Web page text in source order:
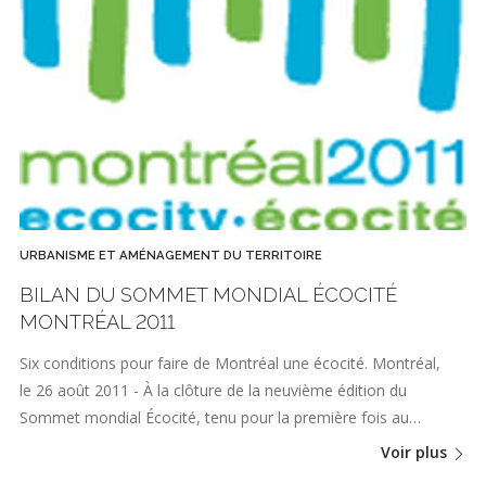
URBANISME ET AMÉNAGEMENT DU TERRITOIRE
BILAN DU SOMMET MONDIAL ÉCOCITÉ
MONTRÉAL 2011
Six conditions pour faire de Montréal une écocité. Montréal,
le 26 août 2011 - À la clôture de la neuvième édition du
Sommet mondial Écocité, tenu pour la première fois au…
Voir plus